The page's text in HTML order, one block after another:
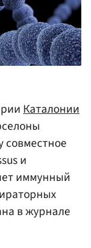
Каталонии
совместное
и
иммунный
в журнале